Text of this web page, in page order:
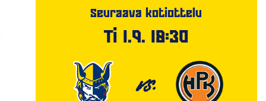
Seuraava kotiottelu
Ti 1.9. 18:30
VS.